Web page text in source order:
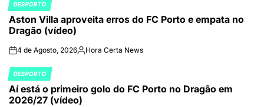
POSTED
IN
DESPORTO
Aston Villa aproveita erros do FC Porto e empata no
Dragão (vídeo)
on4 de Agosto, 2026Publicado
Hora Certa News
POSTED
IN
DESPORTO
Aí está o primeiro golo do FC Porto no Dragão em
2026/27 (vídeo)